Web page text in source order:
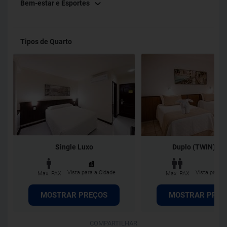
Bem-estar e Esportes
Tipos de Quarto
Single Luxo
Max. PAX Vista para a Cidade
MOSTRAR PREÇOS
Duplo (TWIN)
Max. PAX Vista para a
MOSTRAR